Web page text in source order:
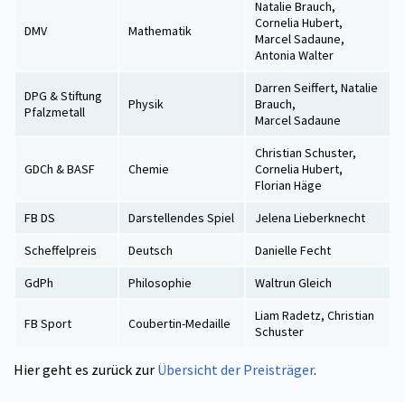
DMV Mathematik
Natalie Brauch,
Cornelia Hubert,
Marcel Sadaune,
Antonia Walter
DPG & Stiftung
Pfalzmetall
Physik
Darren Seiffert, Natalie
Brauch,
Marcel Sadaune
GDCh & BASF Chemie
Christian Schuster,
Cornelia Hubert,
Florian Häge
FB DS
Darstellendes Spiel
Jelena Lieberknecht
Scheffelpreis
Deutsch
Danielle Fecht
GdPh
Philosophie Waltrun Gleich
FB Sport Coubertin-Medaille
Liam Radetz, Christian
Schuster
Hier geht es zurück zur Übersicht der Preisträger.